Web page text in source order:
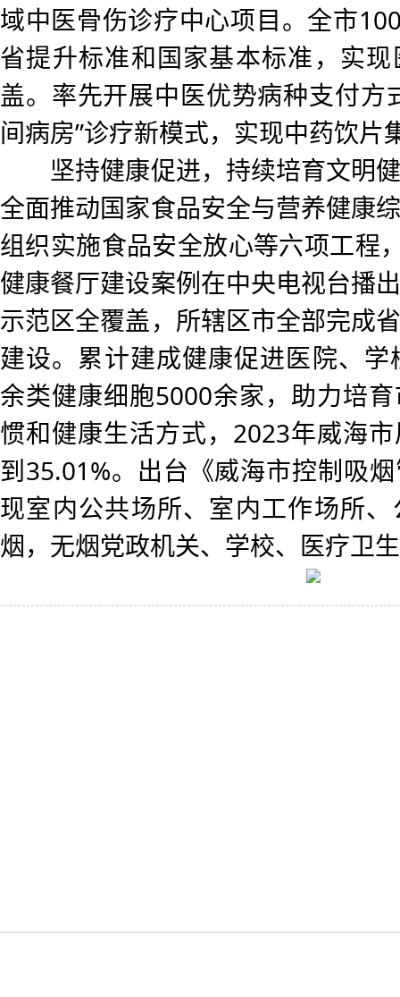
域中医骨伤诊疗中心项目。全市
省提升标准和国家基本标准，实
盖。率先开展中医优势病种支付方
间病房”诊疗新模式，实现中药饮片
坚持健康促进，持续培育文明
全面推动国家食品安全与营养健康
组织实施食品安全放心等六项工程
健康餐厅建设案例在中央电视台播
示范区全覆盖，所辖区市全部完成
建设。累计建成健康促进医院、
余类健康细胞5000余家，助力培
惯和健康生活方式，2023年威海
到35.01%。出台《威海市控制吸
现室内公共场所、室内工作场所
烟，无烟党政机关、学校、医疗卫